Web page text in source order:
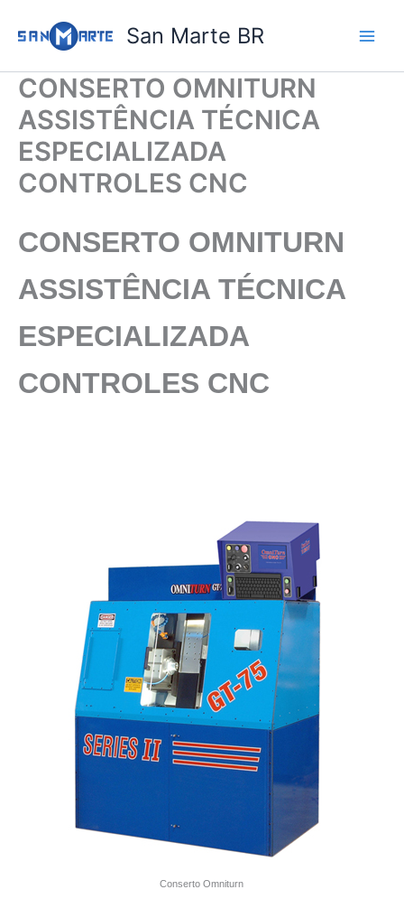
para
conteúdo
San Marte BR
CONSERTO OMNITURN
ASSISTÊNCIA TÉCNICA
ESPECIALIZADA
CONTROLES CNC
CONSERTO OMNITURN
ASSISTÊNCIA TÉCNICA
ESPECIALIZADA
CONTROLES CNC
Conserto Omniturn